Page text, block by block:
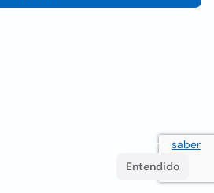
la experiencia del usuario saber
Entendido